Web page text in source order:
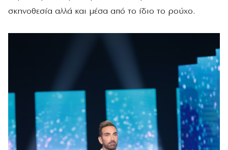
σκηνοθεσία αλλά και μέσα από το ίδιο το ρούχο.